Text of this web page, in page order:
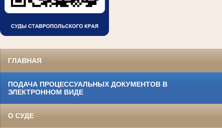
ГЛАВНАЯ
ПОДАЧА ПРОЦЕССУАЛЬНЫХ ДОКУМЕНТОВ В
ЭЛЕКТРОННОМ ВИДЕ
О СУДЕ